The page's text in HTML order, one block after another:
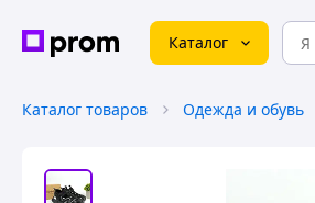
Каталог
Каталог товаров Одежда и обувь